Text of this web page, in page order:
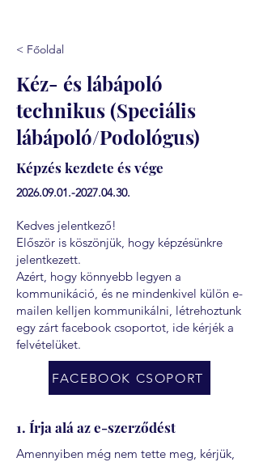
< Főoldal
Kéz- és lábápoló
technikus (Speciális
lábápoló/Podológus)
Képzés kezdete és vége
2026.09.01.-2027.04.30.
Kedves jelentkező!
Először is köszönjük, hogy képzésünkre
jelentkezett.
Azért, hogy könnyebb legyen a
kommunikáció, és ne mindenkivel külön e-
mailen kelljen kommunikálni, létrehoztunk
egy zárt facebook csoportot, ide kérjék a
felvételüket.
FACEBOOK CSOPORT
1. Írja alá az e-szerződést
Amennyiben még nem tette meg, kérjük,